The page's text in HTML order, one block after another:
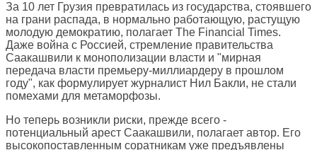
За 10 лет Грузия превратилась из государства, стоявшего
на грани распада, в нормально работающую, растущую
молодую демократию, полагает The Financial Times.
Даже война с Россией, стремление правительства
Саакашвили к монополизации власти и "мирная
передача власти премьеру-миллиардеру в прошлом
году", как формулирует журналист Нил Бакли, не стали
помехами для метаморфозы.
Но теперь возникли риски, прежде всего -
потенциальный арест Саакашвили, полагает автор. Его
высокопоставленным соратникам уже предъявлены